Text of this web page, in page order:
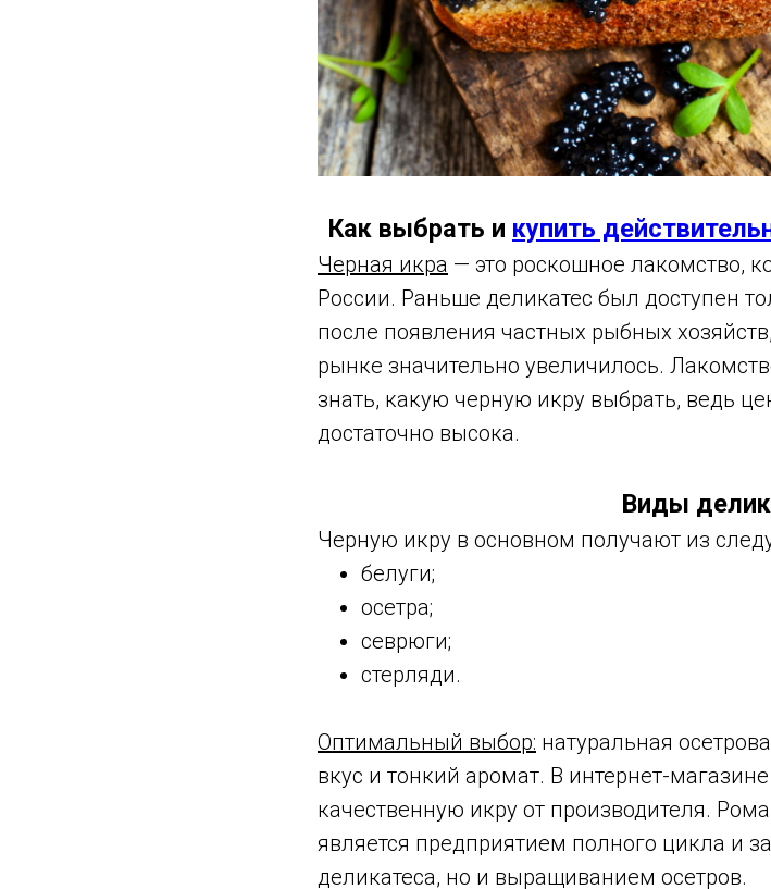
Как выбрать и купить
Черная икра — это роскошное лакомство,
России. Раньше деликатес был доступен
после появления частных рыбных
рынке значительно увеличилось.
знать, какую черную икру выбрать, ведь
достаточно высока.
Виды
Черную икру в основном получают из
белуги;
осетра;
севрюги;
стерляди.
Оптимальный выбор: натуральная
вкус и тонкий аромат. В интернет-
качественную икру от производителя.
является предприятием полного цикла и
деликатеса, но и выращиванием осетров.